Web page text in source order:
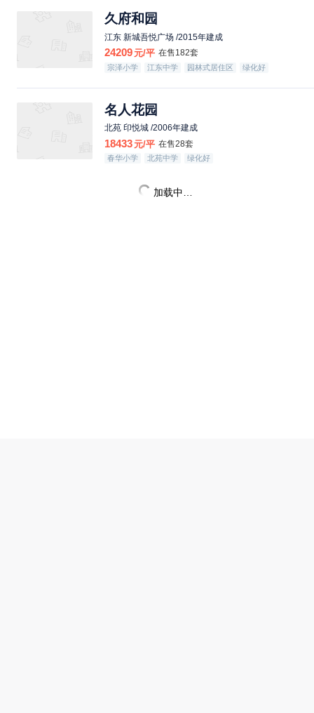
久府和园
江东 新城吾悦广场 /2015年建成
24209元/平 在售182套
宗泽小学 江东中学 园林式居住区 绿化好
名人花园
北苑 印悦城 /2006年建成
18433元/平 在售28套
春华小学 北苑中学 绿化好
加载中…